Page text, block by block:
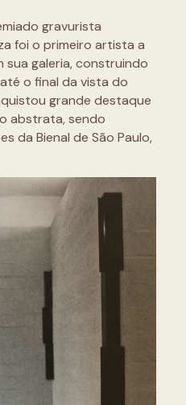
gravurista
foi o primeiro artista a
sua galeria, construindo
o final da vista do
grande destaque
abstrata, sendo
da Bienal de São Paulo,